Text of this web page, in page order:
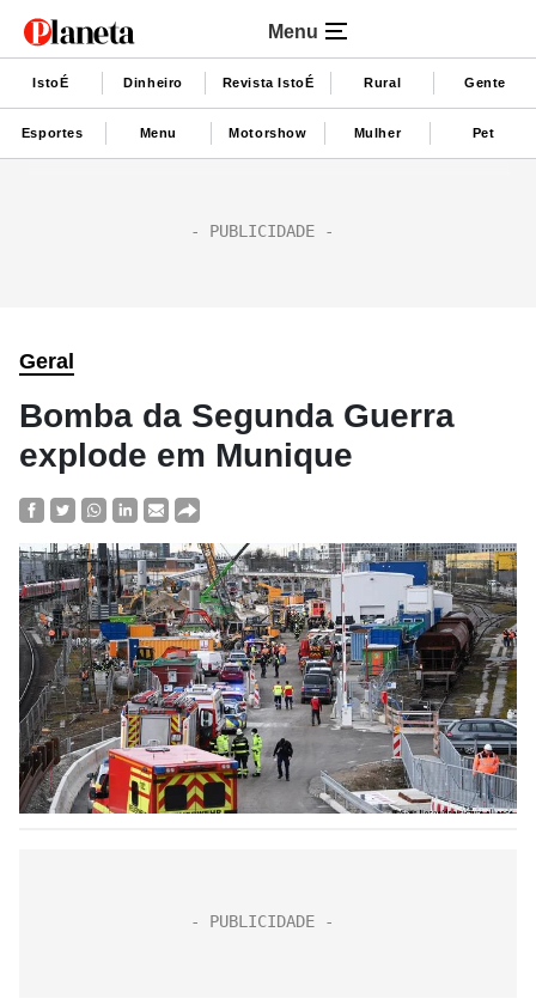
Menu
IstoÉ Dinheiro Revista IstoÉ Rural Gente
Esportes Menu Motorshow Mulher Pet
Geral
Bomba da Segunda Guerra
explode em Munique